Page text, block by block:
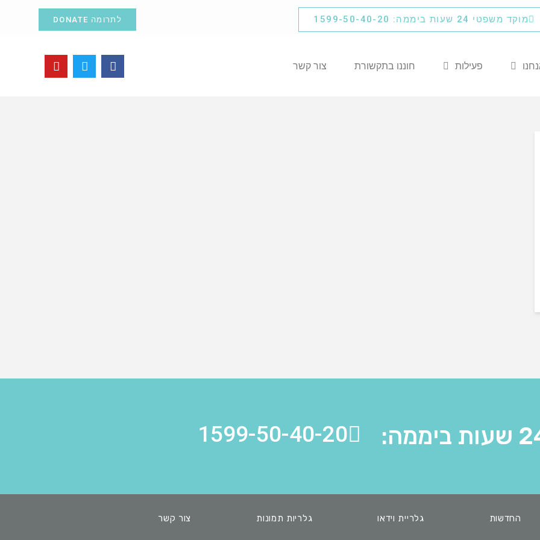
מוקד משפטי 24 שעות ביממה: 1599-50-40-20 לתרומה DONATE
פעילות חוננו בתקשורת צור קשר
1599-50-40-20
החדשות גלריית וידאו גלריות תמונות צור קשר